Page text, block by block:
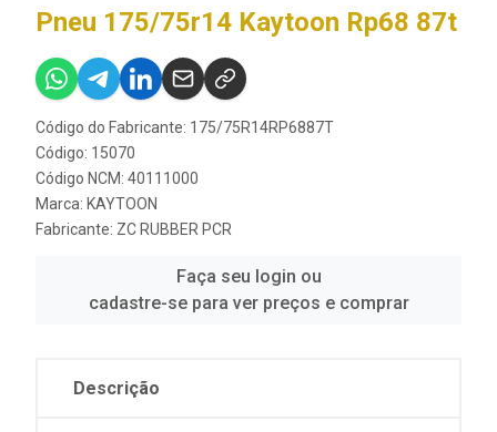
Pneu 175/75r14 Kaytoon Rp68 87t
Código do Fabricante: 175/75R14RP6887T
Código: 15070
Código NCM: 40111000
Marca: KAYTOON
Fabricante: ZC RUBBER PCR
Faça seu login ou
cadastre-se para ver preços e comprar
Descrição